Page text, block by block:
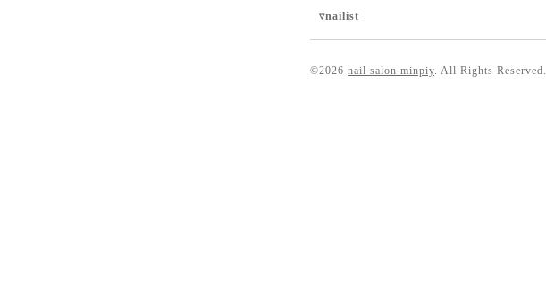
▿nailist
©2026 nail salon minpiy. All Rights Reserved.